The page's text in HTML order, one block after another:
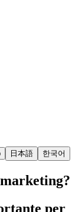
日本語 한국어
per